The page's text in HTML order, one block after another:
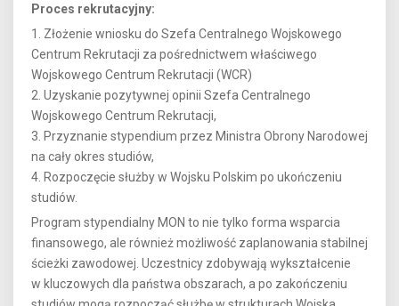
Proces rekrutacyjny:
1. Złożenie wniosku do Szefa Centralnego Wojskowego
Centrum Rekrutacji za pośrednictwem właściwego
Wojskowego Centrum Rekrutacji (WCR)
2. Uzyskanie pozytywnej opinii Szefa Centralnego
Wojskowego Centrum Rekrutacji,
3. Przyznanie stypendium przez Ministra Obrony Narodowej
na cały okres studiów,
4. Rozpoczęcie służby w Wojsku Polskim po ukończeniu
studiów.
Program stypendialny MON to nie tylko forma wsparcia
finansowego, ale również możliwość zaplanowania stabilnej
ścieżki zawodowej. Uczestnicy zdobywają wykształcenie
w kluczowych dla państwa obszarach, a po zakończeniu